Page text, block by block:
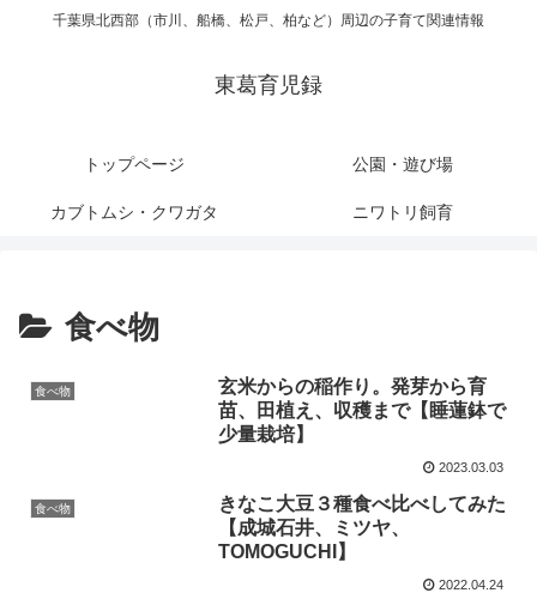
千葉県北西部（市川、船橋、松戸、柏など）周辺の子育て関連情報
東葛育児録
トップページ 公園・遊び場
カブトムシ・クワガタ ニワトリ飼育
食べ物
食べ物
玄米からの稲作り。発芽から育
苗、田植え、収穫まで【睡蓮鉢で
少量栽培】
2023.03.03
食べ物
きなこ大豆３種食べ比べしてみた
【成城石井、ミツヤ、
TOMOGUCHI】
2022.04.24